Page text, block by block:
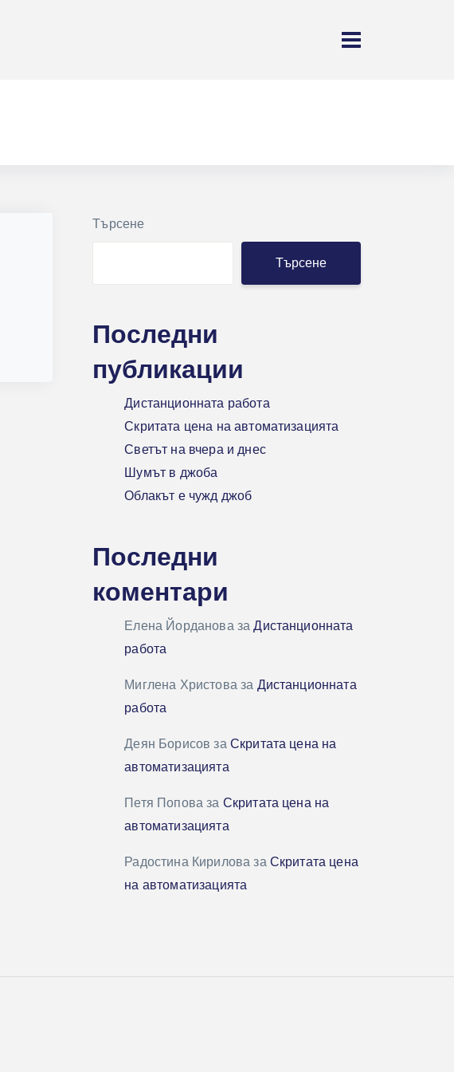
Търсене
Търсене
Последни
публикации
Дистанционната работа
Скритата цена на автоматизацията
Светът на вчера и днес
Шумът в джоба
Облакът е чужд джоб
Последни
коментари
Елена ЙордановазаДистанционната
работа
Миглена Христоваза Дистанционната
работа
Деян Борисов заСкритата цена на
автоматизацията
Петя Поповаза Скритата цена на
автоматизацията
Радостина КириловазаСкритата цена
на автоматизацията